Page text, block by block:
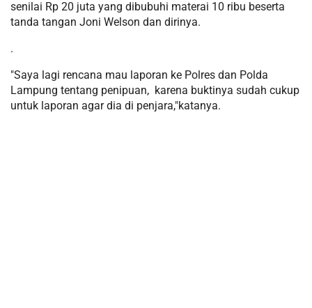
senilai Rp 20 juta yang dibubuhi materai 10 ribu beserta
tanda tangan Joni Welson dan dirinya.
.
"Saya lagi rencana mau laporan ke Polres dan Polda
Lampung tentang penipuan, karena buktinya sudah cukup
untuk laporan agar dia di penjara,"katanya.